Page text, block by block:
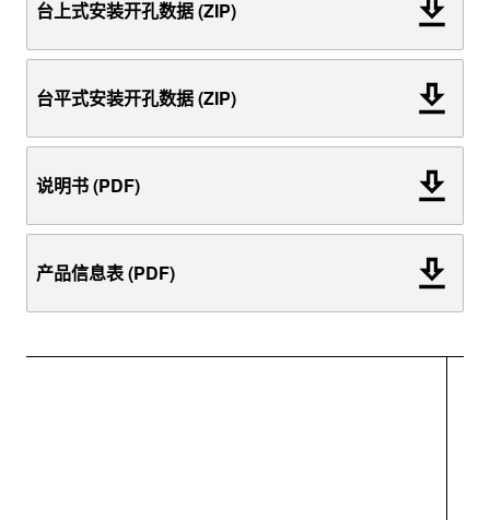
台上式安装开孔数据 (ZIP)
台平式安装开孔数据 (ZIP)
说明书 (PDF)
产品信息表 (PDF)